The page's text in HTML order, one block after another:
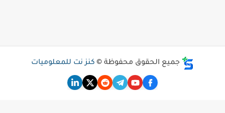
جميع الحقوق محفوظة © كنز نت للمعلوميات